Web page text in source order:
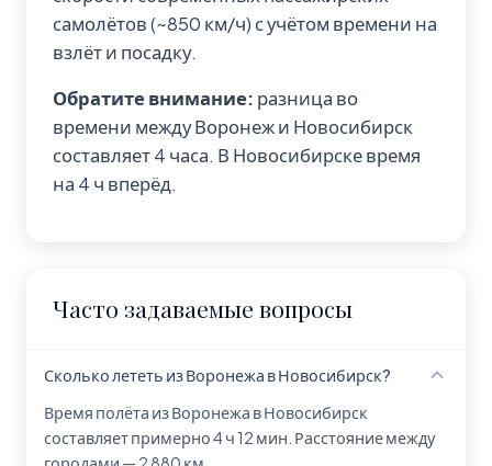
самолётов (~850 км/ч) с учётом времени на
взлёт и посадку.
Обратите внимание: разница во
времени между Воронеж и Новосибирск
составляет 4 часа. В Новосибирске время
на 4 ч вперёд.
Часто задаваемые вопросы
Сколько лететь из Воронежа в Новосибирск?
Время полёта из Воронежа в Новосибирск
составляет примерно 4 ч 12 мин. Расстояние между